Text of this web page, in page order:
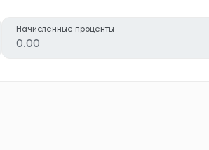
Начисленные проценты
0.00